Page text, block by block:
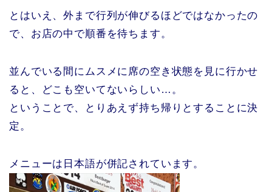
とはいえ、外まで行列が伸びるほどではなかったの
で、お店の中で順番を待ちます。
並んでいる間にムスメに席の空き状態を見に行かせ
ると、どこも空いてないらしい…。
ということで、とりあえず持ち帰りとすることに決
定。
メニューは日本語が併記されています。